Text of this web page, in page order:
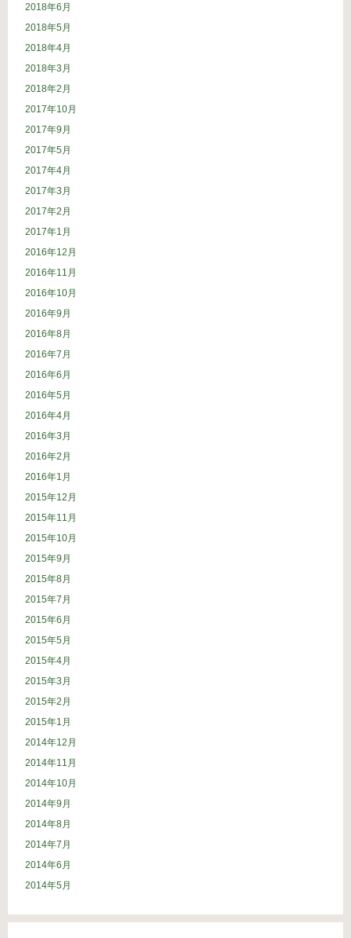
2018年6月
2018年5月
2018年4月
2018年3月
2018年2月
2017年10月
2017年9月
2017年5月
2017年4月
2017年3月
2017年2月
2017年1月
2016年12月
2016年11月
2016年10月
2016年9月
2016年8月
2016年7月
2016年6月
2016年5月
2016年4月
2016年3月
2016年2月
2016年1月
2015年12月
2015年11月
2015年10月
2015年9月
2015年8月
2015年7月
2015年6月
2015年5月
2015年4月
2015年3月
2015年2月
2015年1月
2014年12月
2014年11月
2014年10月
2014年9月
2014年8月
2014年7月
2014年6月
2014年5月